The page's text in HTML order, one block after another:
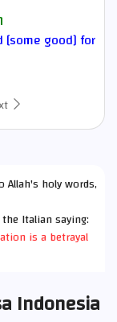
[some good] for
holy words,
Italian saying:
is a betrayal
Indonesia